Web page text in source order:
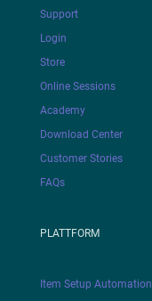
Support
Login
Store
Online Sessions
Academy
Download Center
Customer Stories
FAQs
PLATTFORM
Item Setup Automation